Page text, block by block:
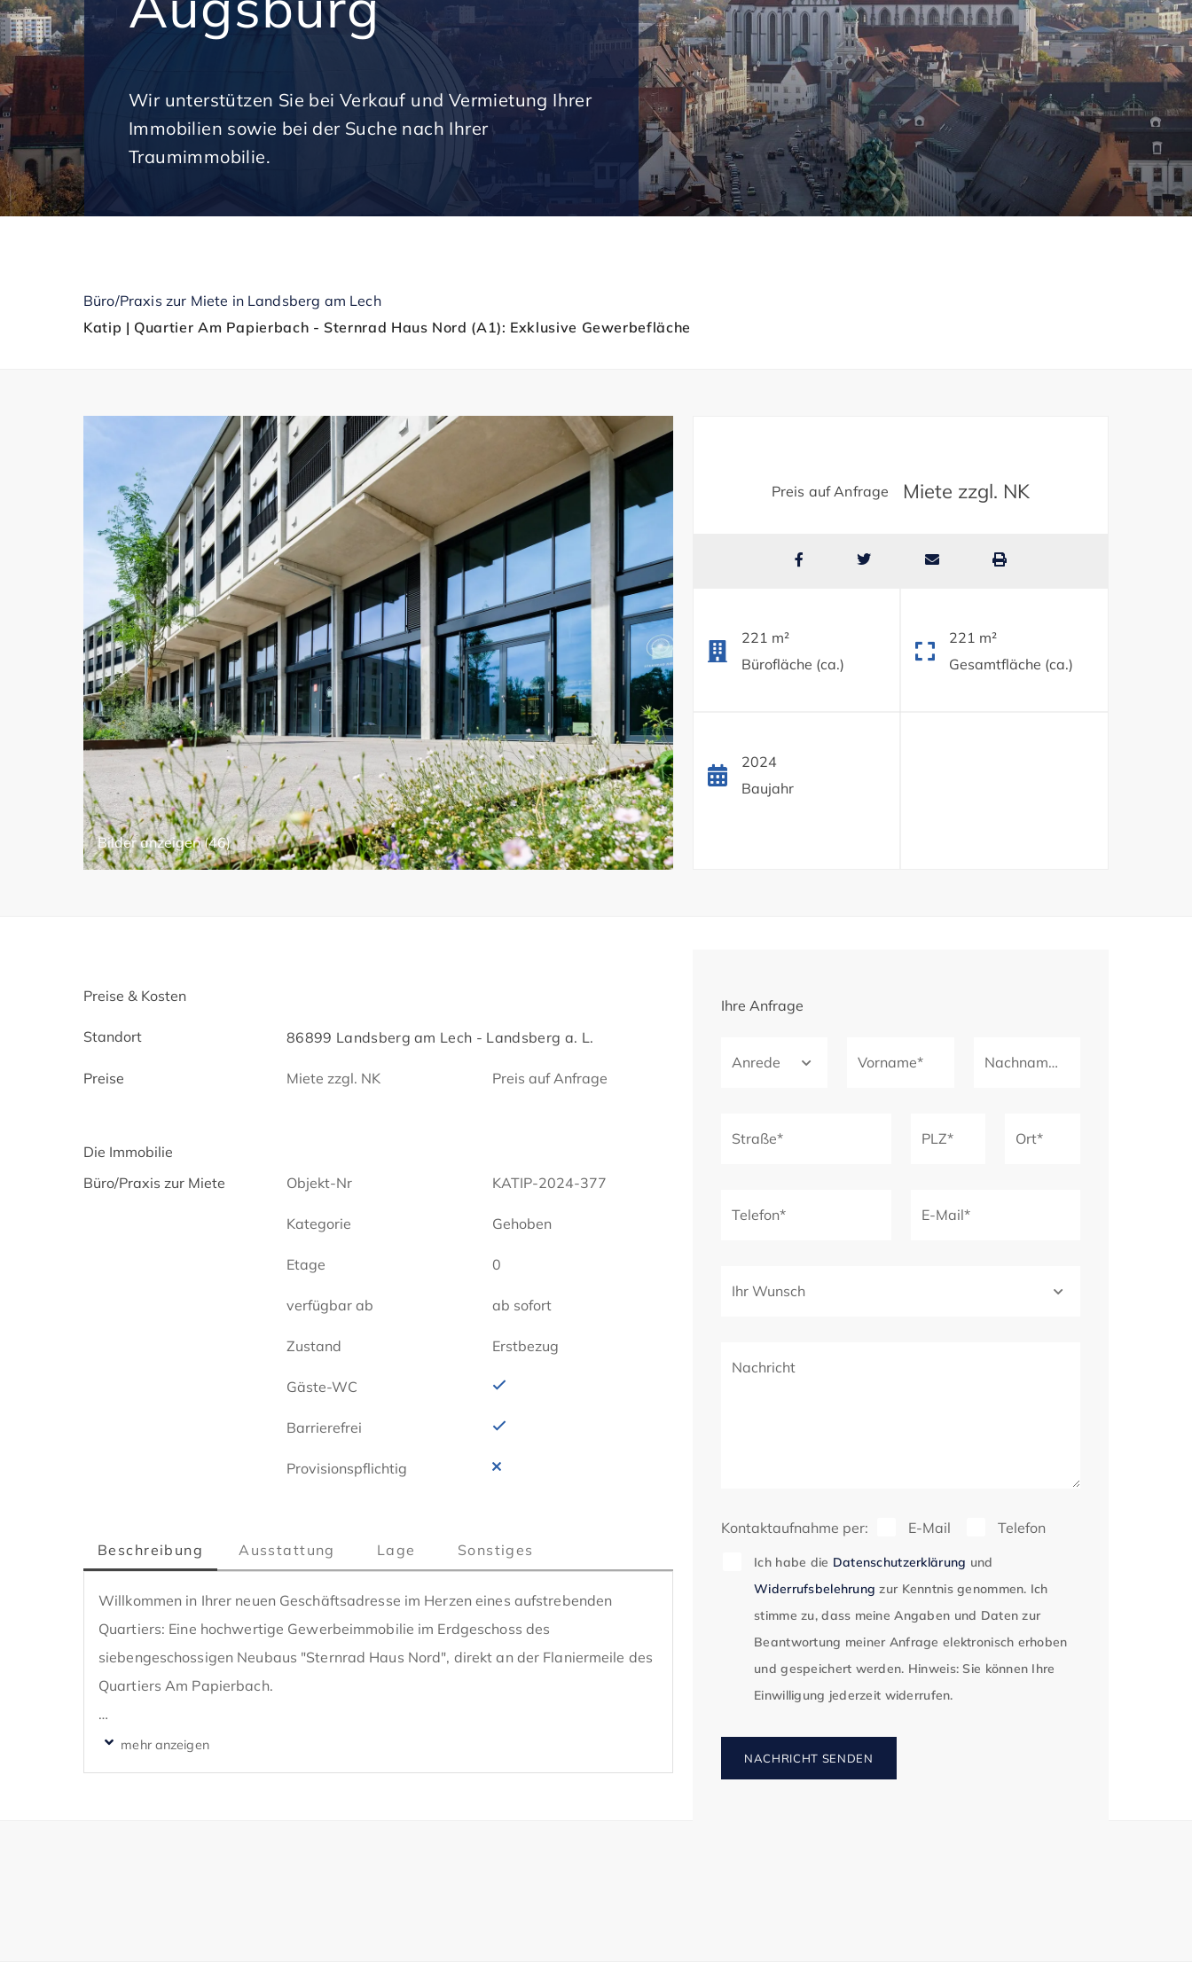
Wir unterstützen Sie bei Verkauf und Vermietung Ihrer
Immobilien sowie bei der Suche nach Ihrer
Traumimmobilie.
Büro/Praxis zur Miete in Landsberg am Lech
Katip | Quartier Am Papierbach - Sternrad Haus Nord (A1): Exklusive Gewerbefläche
Bilder anzeigen (46)
Preis auf Anfrage Miete zzgl. NK
221 m²
Bürofläche (ca.)
221 m²
Gesamtfläche (ca.)
2024
Baujahr
Preise & Kosten
Standort 86899 Landsberg am Lech - Landsberg a. L.
Preise Miete zzgl. NK Preis auf Anfrage
Die Immobilie
Büro/Praxis zur Miete
Objekt-Nr KATIP-2024-377
Kategorie Gehoben
Etage 0
verfügbar ab ab sofort
Zustand Erstbezug
Gäste-WC
Barrierefrei
Provisionspflichtig
Beschreibung Ausstattung Lage Sonstiges
Willkommen in Ihrer neuen Geschäftsadresse im Herzen eines aufstrebenden
Quartiers: Eine hochwertige Gewerbeimmobilie im Erdgeschoss des
siebengeschossigen Neubaus "Sternrad Haus Nord", direkt an der Flaniermeile des
Quartiers Am Papierbach.
Mit einer Gesamtfläche von 221 m² in Erdgeschosslage sowie vollflächigen
Fensterfronten bietet die Einheit perfekte Präsentationsmöglichkeiten für Ihr
Ihre Anfrage
Anrede Vorname* Nachname*
Straße* PLZ* Ort*
Telefon* E-Mail*
Ihr Wunsch
Nachricht
Kontaktaufnahme per: E-Mail Telefon
Ich habe die Datenschutzerklärung und
Widerrufsbelehrung zur Kenntnis genommen. Ich
stimme zu, dass meine Angaben und Daten zur
Beantwortung meiner Anfrage elektronisch erhoben
und gespeichert werden. Hinweis: Sie können Ihre
Einwilligung jederzeit widerrufen.
NACHRICHT SENDEN